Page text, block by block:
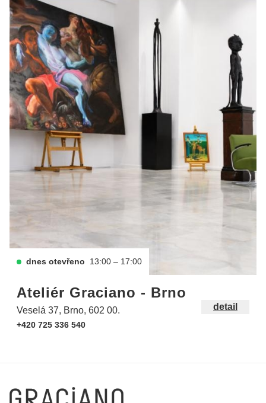
dnes otevřeno 13:00 – 17:00
Ateliér Graciano - Brno
Veselá 37, Brno, 602 00.
+420 725 336 540
detail